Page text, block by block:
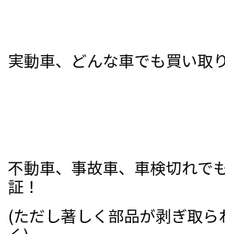
実動車、どんな車でも買い取
不動車、事故車、車検切れで
証！
(ただし著しく部品が剥ぎ取